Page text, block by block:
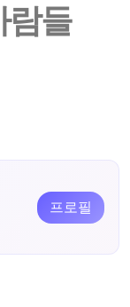
람들
프로필